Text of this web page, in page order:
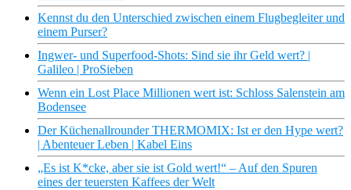
Kennst du den Unterschied zwischen einem Flugbegleiter und
einem Purser?
Ingwer- und Superfood-Shots: Sind sie ihr Geld wert? |
Galileo | ProSieben
Wenn ein Lost Place Millionen wert ist: Schloss Salenstein am
Bodensee
Der Küchenallrounder THERMOMIX: Ist er den Hype wert?
| Abenteuer Leben | Kabel Eins
„Es ist K*cke, aber sie ist Gold wert!“ – Auf den Spuren
eines der teuersten Kaffees der Welt